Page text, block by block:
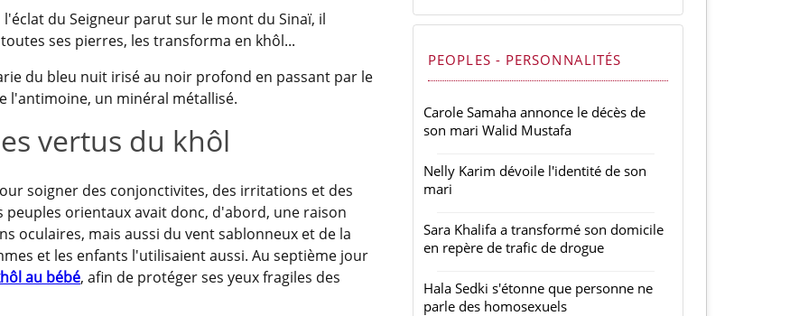
du Seigneur parut sur le mont du Sinaï, il
ses pierres, les transforma en khôl...
du bleu nuit irisé au noir profond en passant par le
l'antimoine, un minéral métallisé.
vertus du khôl
soigner des conjonctivites, des irritations et des
orientaux avait donc, d'abord, une raison
oculaires, mais aussi du vent sablonneux et de la
et les enfants l'utilisaient aussi. Au septième jour
au bébé, afin de protéger ses yeux fragiles des
PEOPLES - PERSONNALITÉS
Carole Samaha annonce le décès de
son mari Walid Mustafa
Nelly Karim dévoile l'identité de son
mari
Sara Khalifa a transformé son domicile
en repère de trafic de drogue
Hala Sedki s'étonne que personne ne
parle des homosexuels